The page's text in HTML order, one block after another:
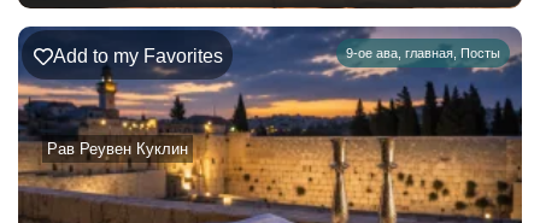
9-ое ава главная Посты
Рав Реувен Куклин
Add to my Favorites